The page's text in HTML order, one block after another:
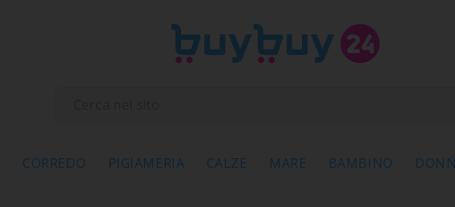
CORREDO PIGIAMERIA CALZE MARE BAMBINO